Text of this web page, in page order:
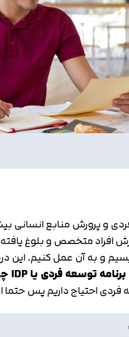
فردی و پرورش منابع
افراد متخصص و بلوغ
و به آن عمل کنیم. این
برنامه توسعه فردی یا IDP چیست
احتیاج داریم پس حتما